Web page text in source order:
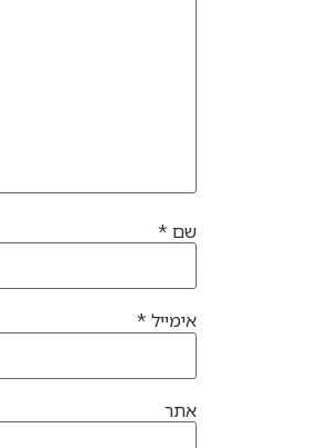
שם *
אימייל *
אתר